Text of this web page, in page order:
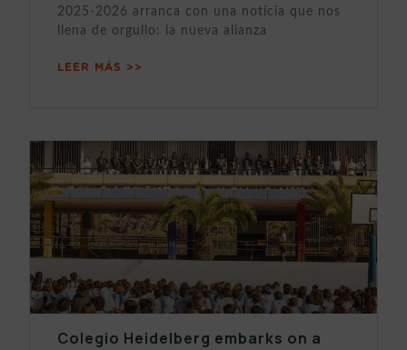
2025-2026 arranca con una noticia que nos
llena de orgullo: la nueva alianza
LEER MÁS >>
Colegio Heidelberg embarks on a